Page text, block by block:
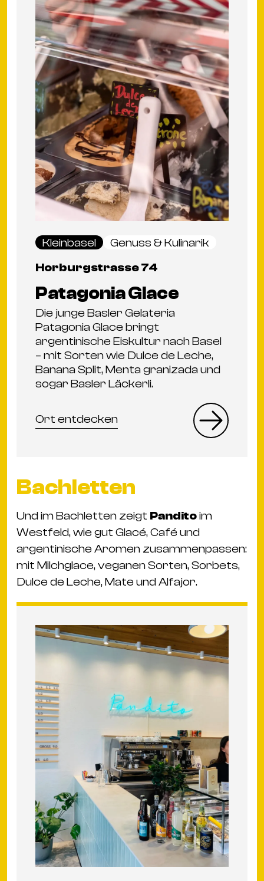
Kleinbasel
Genuss & Kulinarik
Horburgstrasse 74
Patagonia Glace
Die junge Basler Gelateria
Patagonia Glace bringt
argentinische Eiskultur nach Basel
– mit Sorten wie Dulce de Leche,
Banana Split, Menta granizada und
sogar Basler Läckerli.
Ort entdecken
Bachletten
Und im Bachletten zeigt Panditoim
Westfeld, wie gut Glacé, Café und
argentinische Aromen zusammenpassen:
mit Milchglace, veganen Sorten, Sorbets,
Dulce de Leche, Mate und Alfajor.